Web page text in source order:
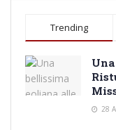
Trending
28